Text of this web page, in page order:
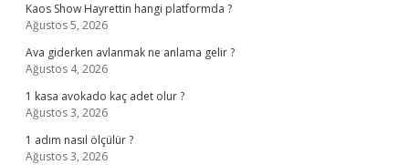
Kaos Show Hayrettin hangi platformda ?
Ağustos 5, 2026
Ava giderken avlanmak ne anlama gelir ?
Ağustos 4, 2026
1 kasa avokado kaç adet olur ?
Ağustos 3, 2026
1 adım nasıl ölçülür ?
Ağustos 3, 2026